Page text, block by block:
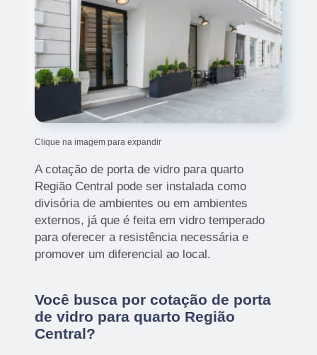
Clique na imagem para expandir
A cotação de porta de vidro para quarto
Região Central pode ser instalada como
divisória de ambientes ou em ambientes
externos, já que é feita em vidro temperado
para oferecer a resistência necessária e
promover um diferencial ao local.
Você busca por cotação de porta
de vidro para quarto Região
Central?